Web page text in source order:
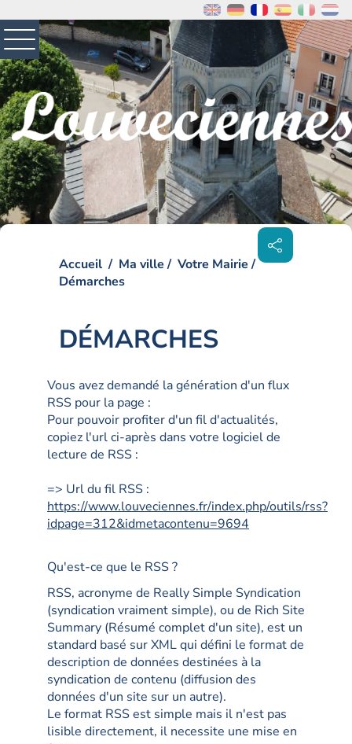
MENU
PRINCIPAL
Visiter la page accueil du site de Louveciennes
Accueil Ma ville
Votre Mairie
Démarches
Partager
sur les
réseaux
sociaux
DÉMARCHES
Vous avez demandé la génération d'un flux
RSS pour la page :
Pour pouvoir profiter d'un fil d'actualités,
copiez l'url ci-après dans votre logiciel de
lecture de RSS :
=> Url du fil RSS :
https://www.louveciennes.fr/index.php/outils/rss?
idpage=312&idmetacontenu=9694
Qu'est-ce que le RSS ?
RSS, acronyme de Really Simple Syndication
(syndication vraiment simple), ou de Rich Site
Summary (Résumé complet d'un site), est un
standard basé sur XML qui défini le format de
description de données destinées à la
syndication de contenu (diffusion des
données d'un site sur un autre).
Le format RSS est simple mais il n'est pas
lisible directement, il necessite une mise en